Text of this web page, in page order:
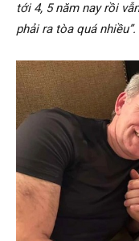
tới 4, 5 năm nay rồi
phải ra tòa quá nhiều”.